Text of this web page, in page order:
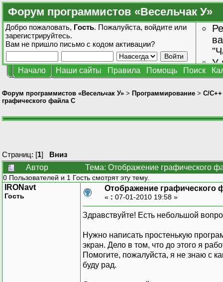
Форум программистов «Весельчак У»
Добро пожаловать, Гость. Пожалуйста, войдите или
зарегистрируйтесь.
Вам не пришло письмо с кодом активации?
У
Начало Наши сайты Правила Помощь Поиск
Форум программистов «Весельчак У» > Программирование > C/C++
графического файла C
Страниц: [1] Вниз
Автор
Тема: Отображение графического
0 Пользователей и 1 Гость смотрят эту тему.
IRONavt
Гость
Отображение графического
« : 07-01-2010 19:58 »
Здравствуйте! Есть небольшой
Нужно написать простенькую
экран. Дело в том, что до этого я
Помогите, пожалуйста, я не знаю с
буду рад.